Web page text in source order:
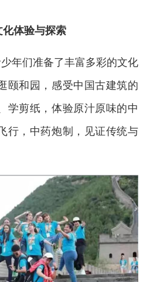
化体验与探索
少年们准备了丰富多彩的文化
颐和园，感受中国古建筑的
学剪纸，体验原汁原味的中
行，中药炮制，见证传统与